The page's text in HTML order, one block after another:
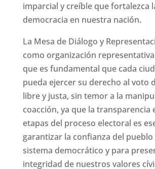
imparcial y creíble que fortalezca
democracia en nuestra nación.
La Mesa de Diálogo y
como organización
que es fundamental que cada
pueda ejercer su derecho al voto
libre y justa, sin temor a la
coacción, ya que la transparencia
etapas del proceso electoral es
garantizar la confianza del pueblo
sistema democrático y para
integridad de nuestros valores